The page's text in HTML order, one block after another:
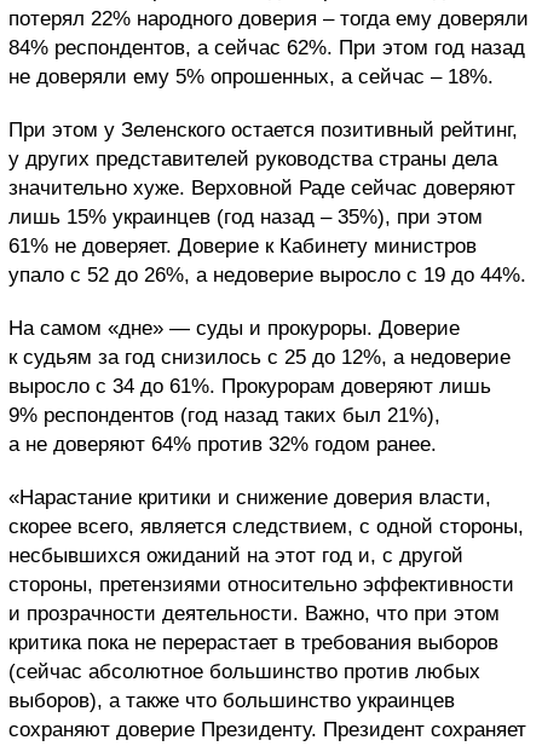
потерял 22% народного доверия – тогда ему доверяли
84% респондентов, а сейчас 62%. При этом год назад
не доверяли ему 5% опрошенных, а сейчас – 18%.
При этом у Зеленского остается позитивный рейтинг,
у других представителей руководства страны дела
значительно хуже. Верховной Раде сейчас доверяют
лишь 15% украинцев (год назад – 35%), при этом
61% не доверяет. Доверие к Кабинету министров
упало с 52 до 26%, а недоверие выросло с 19 до 44%.
На самом «дне» — суды и прокуроры. Доверие
к судьям за год снизилось с 25 до 12%, а недоверие
выросло с 34 до 61%. Прокурорам доверяют лишь
9% респондентов (год назад таких был 21%),
а не доверяют 64% против 32% годом ранее.
«Нарастание критики и снижение доверия власти,
скорее всего, является следствием, с одной стороны,
несбывшихся ожиданий на этот год и, с другой
стороны, претензиями относительно эффективности
и прозрачности деятельности. Важно, что при этом
критика пока не перерастает в требования выборов
(сейчас абсолютное большинство против любых
выборов), а также что большинство украинцев
сохраняют доверие Президенту. Президент сохраняет